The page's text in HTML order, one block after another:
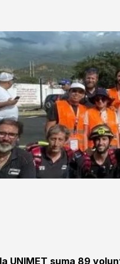
UNIMET suma 89